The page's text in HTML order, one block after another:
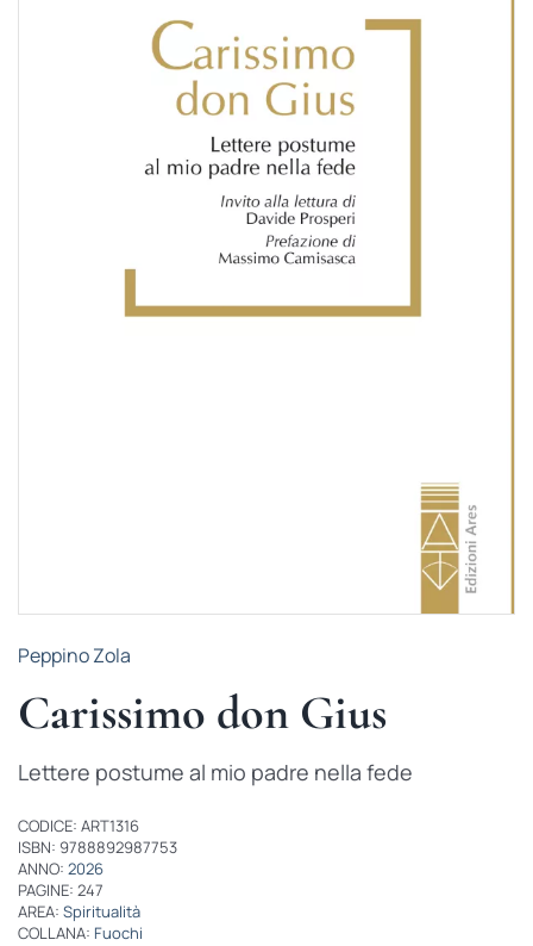
ATTUALITÀ
Peppino Zola
Carissimo don Gius
Lettere postume al mio padre nella fede
CODICE: ART1316
ISBN: 9788892987753
ANNO: 2026
PAGINE: 247
AREA: Spiritualità
COLLANA: Fuochi